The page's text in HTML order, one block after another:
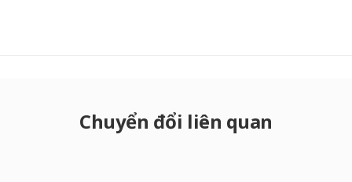
Chuyển đổi liên quan